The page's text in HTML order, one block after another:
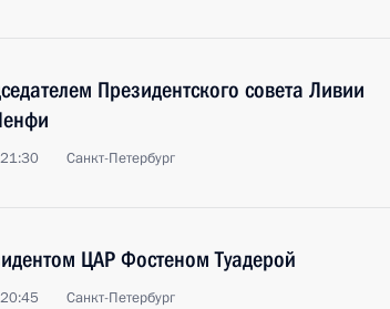
Президентского совета Ливии
Санкт-Петербург
ЦАР Фостеном Туадерой
Санкт-Петербург